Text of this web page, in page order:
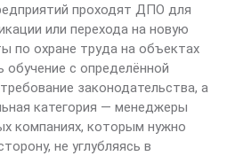
проходят ДПО для
или перехода на новую
по охране труда на объектах
с определённой
законодательства, а
категория — менеджеры
компаниях, которым нужно
не углубляясь в